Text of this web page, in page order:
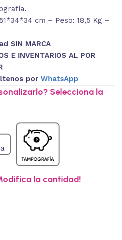
cm – Peso: 18,5 Kg –
SIN MARCA
E INVENTARIOS AL POR
por WhatsApp
Selecciona la
la cantidad!